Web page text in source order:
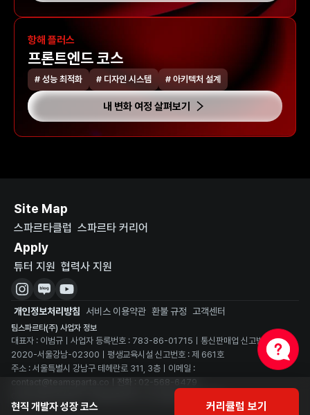
현직 개발자 성장 코스 커리큘럼 보기
항해 플러스
프론트엔드 코스
# 성능 최적화 # 디자인 시스템 # 아키텍처 설계
내 변화 여정 살펴보기
Site Map
스파르타클럽 스파르타 커리어
Apply
튜터 지원 협력사 지원
개인정보처리방침 서비스 이용약관 환불 규정 고객센터
팀스파르타(주) 사업자 정보
대표자 : 이범규ㅣ사업자 등록번호 : 783-86-01715ㅣ통신판매업 신고번호 :
2020-서울강남-02300ㅣ평생교육시설 신고번호 : 제 661호
주소 : 서울특별시 강남구 테헤란로 311, 3층ㅣ이메일 :
contact@teamsparta.coㅣ전화 : 02-568-6479
Copyright ©2025 TEAMSPARTA. All rights reserved.